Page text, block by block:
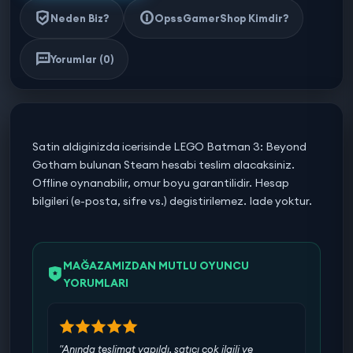
Neden Biz? OpssGamerShop Kimdir?
Yorumlar (0)
Satin aldiginizda icerisinde LEGO Batman 3: Beyond
Gotham bulunan Steam hesabi teslim alacaksiniz.
Offline oynanabilir, omur boyu garantilidir. Hesap
bilgileri (e-posta, sifre vs.) degistirilemez. Iade yoktur.
MAĞAZAMIZDAN MUTLU OYUNCU
YORUMLARI
"Anında teslimat yapıldı, satıcı çok ilgili ve